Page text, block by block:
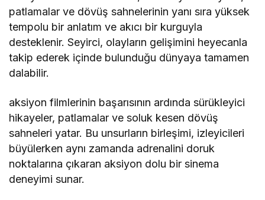
patlamalar ve dövüş sahnelerinin yanı sıra yüksek
tempolu bir anlatım ve akıcı bir kurguyla
desteklenir. Seyirci, olayların gelişimini heyecanla
takip ederek içinde bulunduğu dünyaya tamamen
dalabilir.
aksiyon filmlerinin başarısının ardında sürükleyici
hikayeler, patlamalar ve soluk kesen dövüş
sahneleri yatar. Bu unsurların birleşimi, izleyicileri
büyülerken aynı zamanda adrenalini doruk
noktalarına çıkaran aksiyon dolu bir sinema
deneyimi sunar.